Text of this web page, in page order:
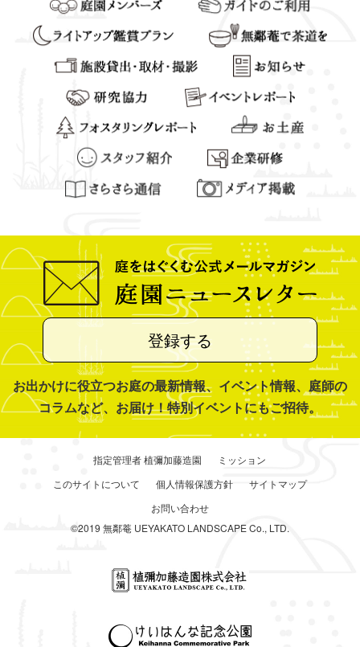
登録する
お出かけに役立つお庭の最新情報、イベント情報、庭師の
コラムなど、お届け！特別イベントにもご招待。
指定管理者 植彌加藤造園
ミッション
このサイトについて
個人情報保護方針
サイトマップ
お問い合わせ
©2019 無鄰菴 UEYAKATO LANDSCAPE Co., LTD.